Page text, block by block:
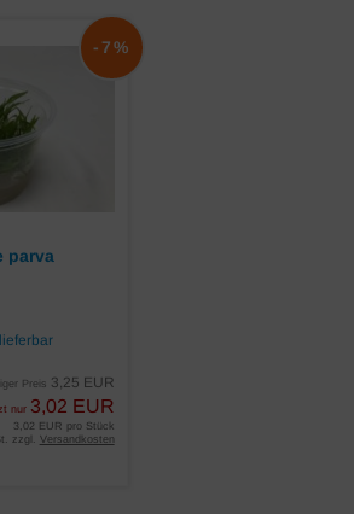
parva
Preis 3,25 EUR
nur 3,02 EUR
-7%
3,02 EUR pro Stück
zzgl. Versandkosten